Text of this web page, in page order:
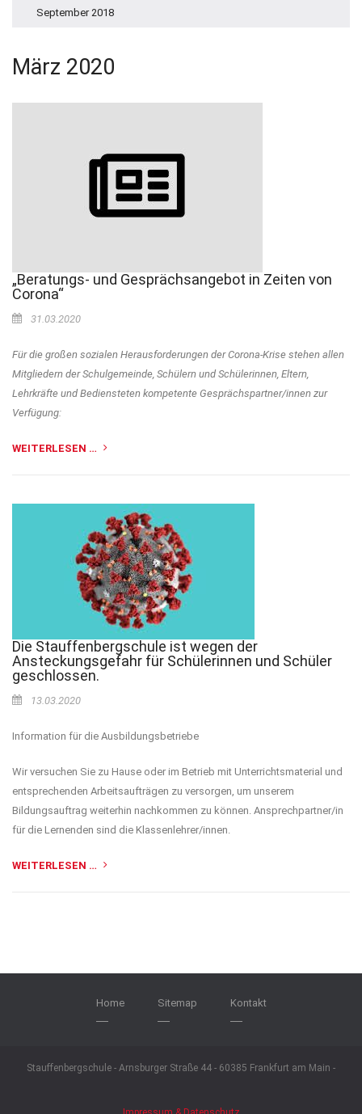
September 2018
März 2020
„Beratungs- und Gesprächsangebot in Zeiten von
Corona“
31.03.2020
Für die großen sozialen Herausforderungen der Corona-Krise stehen allen
Mitgliedern der Schulgemeinde, Schülern und Schülerinnen, Eltern,
Lehrkräfte und Bediensteten kompetente Gesprächspartner/innen zur
Verfügung:
WEITERLESEN …
Die Stauffenbergschule ist wegen der
Ansteckungsgefahr für Schülerinnen und Schüler
geschlossen.
13.03.2020
Information für die Ausbildungsbetriebe
Wir versuchen Sie zu Hause oder im Betrieb mit Unterrichtsmaterial und
entsprechenden Arbeitsaufträgen zu versorgen, um unserem
Bildungsauftrag weiterhin nachkommen zu können. Ansprechpartner/in
für die Lernenden sind die Klassenlehrer/innen.
WEITERLESEN …
Home Sitemap Kontakt
Stauffenbergschule - Arnsburger Straße 44 - 60385 Frankfurt am Main -